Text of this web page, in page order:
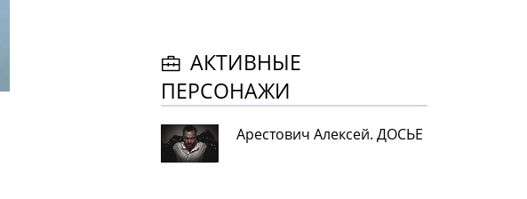
АКТИВНЫЕ
ПЕРСОНАЖИ
Арестович Алексей. ДОСЬЕ